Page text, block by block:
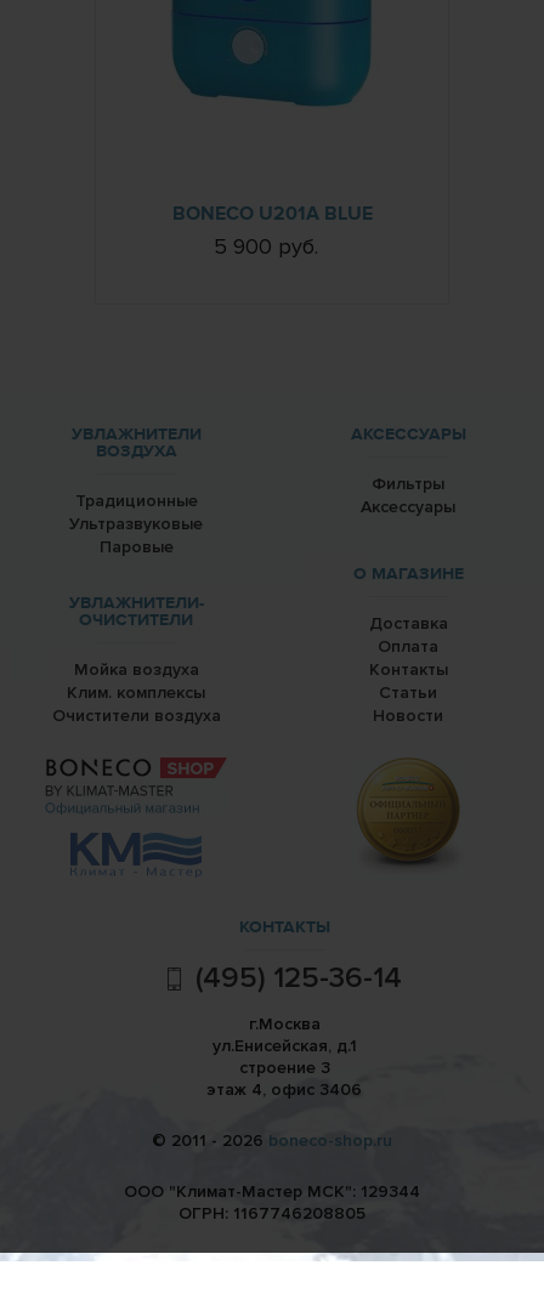
BONECO U201A BLUE
5 900 руб.
УВЛАЖНИТЕЛИ
ВОЗДУХА
Традиционные
Ультразвуковые
Паровые
УВЛАЖНИТЕЛИ-
ОЧИСТИТЕЛИ
Мойка воздуха
Клим. комплексы
Очистители воздуха
АКСЕССУАРЫ
Фильтры
Аксессуары
О МАГАЗИНЕ
Доставка
Оплата
Контакты
Статьи
Новости
КОНТАКТЫ
(495) 125-36-14
г.Москва
ул.Енисейская, д.1
строение 3
этаж 4, офис 3406
© 2011 - 2026 boneco-shop.ru
ООО "Климат-Мастер МСК": 129344
ОГРН: 1167746208805